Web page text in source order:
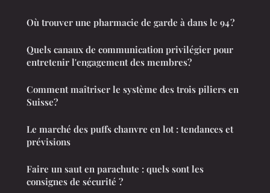
Où trouver une pharmacie de garde à dans le 94 ?
Quels canaux de communication privilégier pour
entretenir l'engagement des membres?
Comment maîtriser le système des trois piliers en
Suisse?
Le marché des puffs chanvre en lot : tendances et
prévisions
Faire un saut en parachute : quels sont les
consignes de sécurité ?